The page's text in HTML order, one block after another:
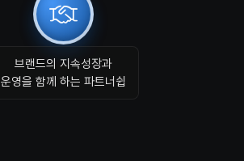
브랜드의 지속성장과
운영을 함께 하는 파트너쉽